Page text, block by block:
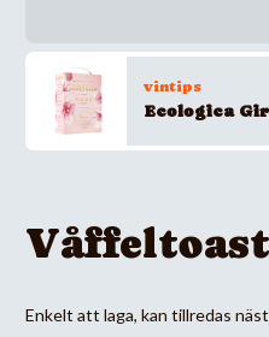
vintips
Ecologica
Våffeltoast
Enkelt att laga, kan tillredas